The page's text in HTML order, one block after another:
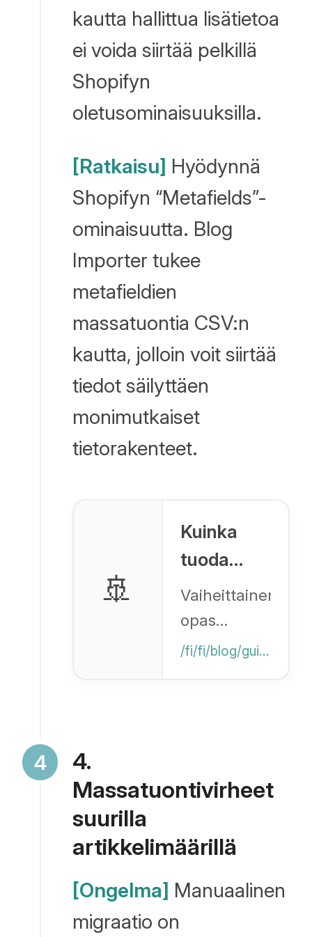
kautta hallittua lisätietoa
ei voida siirtää pelkillä
Shopifyn
oletusominaisuuksilla.
[Ratkaisu] Hyödynnä
Shopifyn “Metafields”-
ominaisuutta. Blog
Importer tukee
metafieldien
massatuontia CSV:n
kautta, jolloin voit siirtää
tiedot säilyttäen
monimutkaiset
tietorakenteet.
🚢
Kuinka
tuoda
mukautettuja
kenttiä
Vaiheittainen
opas
laajennetun
tuomiseen.
/fi/fi/blog/guide/wp-metafields-import
4.
Massatuontivirheet
suurilla
artikkelimäärillä
[Ongelma] Manuaalinen
migraatio on